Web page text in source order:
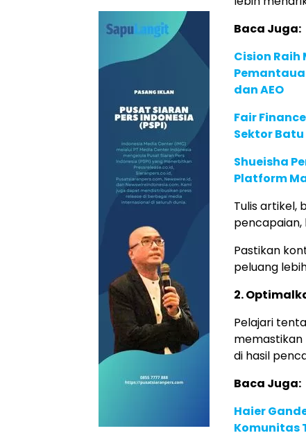
Baca Juga:
Cision
dan AEO
Fair
Sektor Batu
Shueisha
Platform
Tulis artikel,
pencapaian,
Pastikan
peluang
2.
Pelajari
memastikan
di hasil
Baca Juga:
Haier
Komunitas